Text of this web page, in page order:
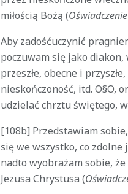
miłością Bożą (
Aby zadośćuczynić
poczuwam się jako
przeszłe, obecne i
nieskończoność, itd. O§O,
udzielać chrztu świętego,
[108b] Przedstawiam
się we wszystko, co
nadto wyobrażam sobie,
Jezusa Chrystusa (